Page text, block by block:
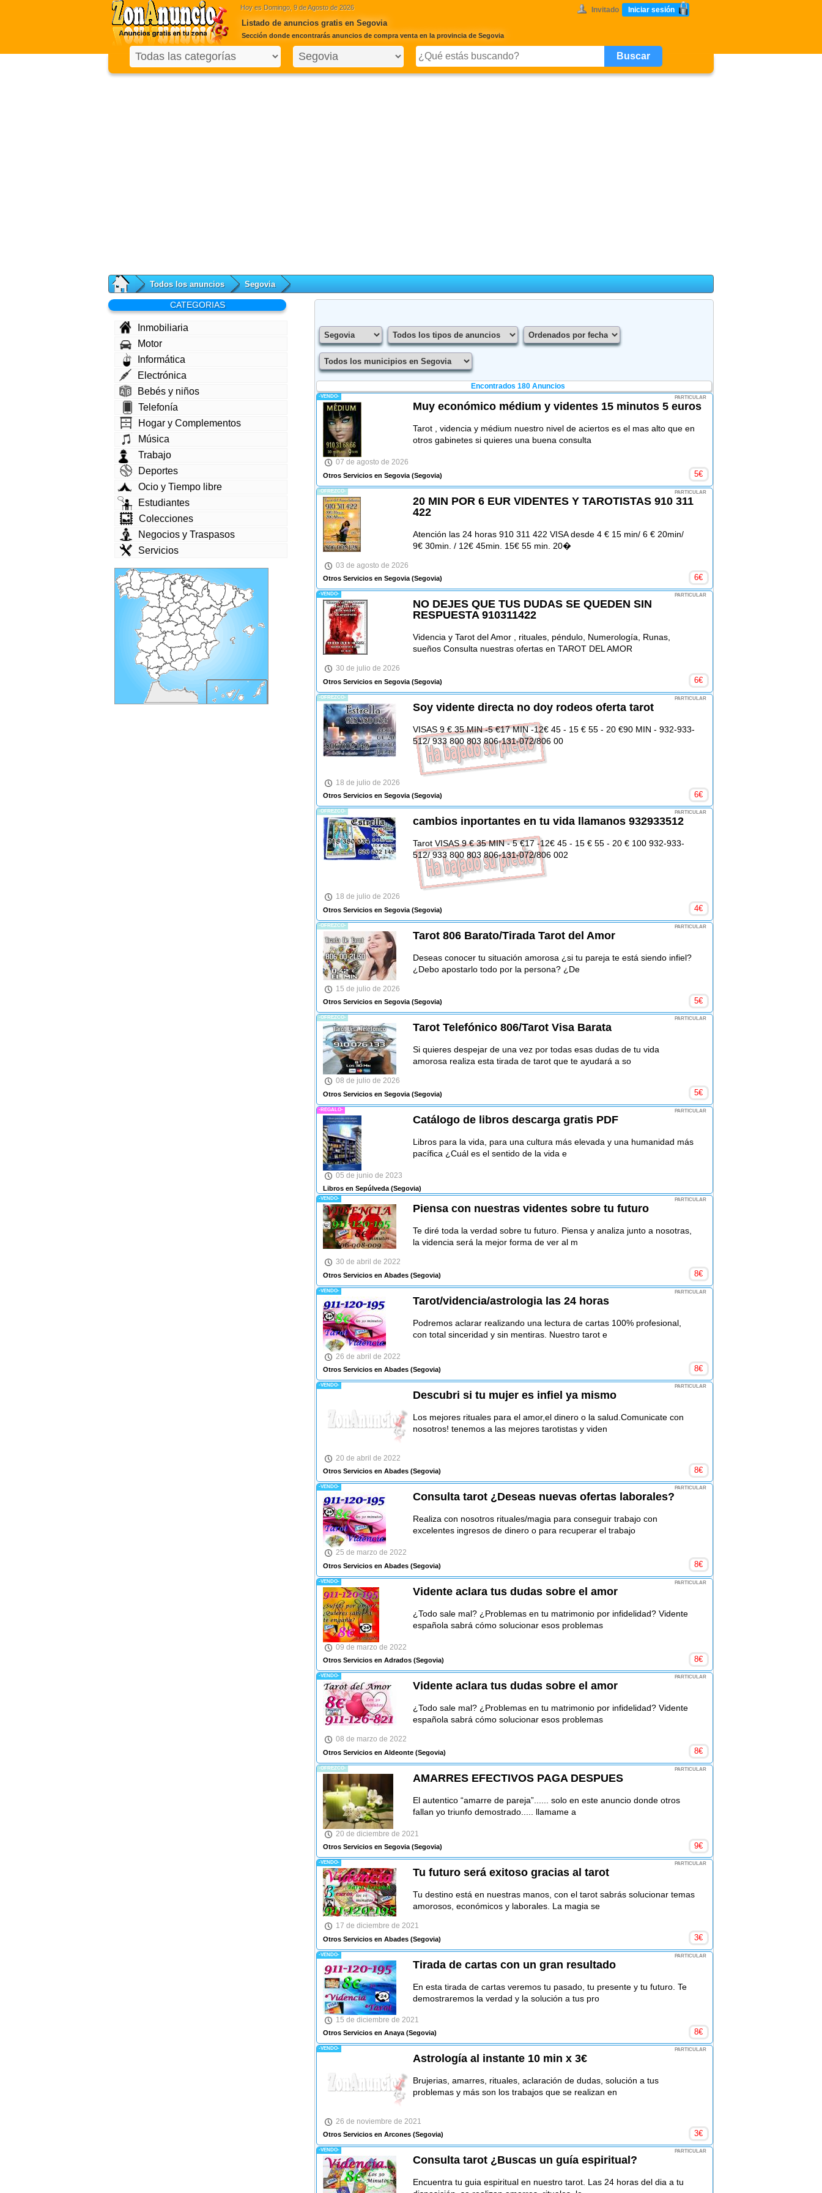
Hoy es Domingo, 9 de Agosto de 2026 Invitado Iniciar sesión
Listado de anuncios gratis en Segovia
Sección donde encontrarás anuncios de compra venta en la provincia de Segovia
Todos los anuncios Segovia
CATEGORIAS
Inmobiliaria
Motor
Informática
Electrónica
Bebés y niños
Telefonía
Hogar y Complementos
Música
Trabajo
Deportes
Ocio y Tiempo libre
Estudiantes
Colecciones
Negocios y Traspasos
Servicios
Encontrados 180 Anuncios
-VENDO- PARTICULAR
Muy económico médium y videntes 15 minutos 5 euros
Tarot , videncia y médium nuestro nivel de aciertos es el mas alto que en
otros gabinetes si quieres una buena consulta
07 de agosto de 2026
Otros Servicios en Segovia(Segovia) 5€
-OFREZCO- PARTICULAR
20 MIN POR 6 EUR VIDENTES Y TAROTISTAS 910 311
422
Atención las 24 horas 910 311 422 VISA desde 4 € 15 min/ 6 € 20min/
9€ 30min. / 12€ 45min. 15€ 55 min. 20�
03 de agosto de 2026
Otros Servicios en Segovia(Segovia) 6€
-VENDO- PARTICULAR
NO DEJES QUE TUS DUDAS SE QUEDEN SIN
RESPUESTA 910311422
Videncia y Tarot del Amor , rituales, péndulo, Numerología, Runas,
sueños Consulta nuestras ofertas en TAROT DEL AMOR
30 de julio de 2026
Otros Servicios en Segovia(Segovia) 6€
-OFREZCO- PARTICULAR
Soy vidente directa no doy rodeos oferta tarot
VISAS 9 € 35 MIN -5 €17 MIN -12€ 45 - 15 € 55 - 20 €90 MIN - 932-933-
512/ 933 800 803 806-131-072/806 00
18 de julio de 2026
Otros Servicios en Segovia(Segovia) 6€
-OFREZCO- PARTICULAR
cambios inportantes en tu vida llamanos 932933512
Tarot VISAS 9 € 35 MIN - 5 €17 -12€ 45 - 15 € 55 - 20 € 100 932-933-
512/ 933 800 803 806-131-072/806 002
18 de julio de 2026
Otros Servicios en Segovia(Segovia) 4€
-OFREZCO- PARTICULAR
Tarot 806 Barato/Tirada Tarot del Amor
Deseas conocer tu situación amorosa ¿si tu pareja te está siendo infiel?
¿Debo apostarlo todo por la persona? ¿De
15 de julio de 2026
Otros Servicios en Segovia(Segovia) 5€
-OFREZCO- PARTICULAR
Tarot Telefónico 806/Tarot Visa Barata
Si quieres despejar de una vez por todas esas dudas de tu vida
amorosa realiza esta tirada de tarot que te ayudará a so
08 de julio de 2026
Otros Servicios en Segovia(Segovia) 5€
-REGALO- PARTICULAR
Catálogo de libros descarga gratis PDF
Libros para la vida, para una cultura más elevada y una humanidad más
pacífica ¿Cuál es el sentido de la vida e
05 de junio de 2023
Libros en Sepúlveda(Segovia)
-VENDO- PARTICULAR
Piensa con nuestras videntes sobre tu futuro
Te diré toda la verdad sobre tu futuro. Piensa y analiza junto a nosotras,
la videncia será la mejor forma de ver al m
30 de abril de 2022
Otros Servicios en Abades(Segovia) 8€
-VENDO- PARTICULAR
Tarot/videncia/astrologia las 24 horas
Podremos aclarar realizando una lectura de cartas 100% profesional,
con total sinceridad y sin mentiras. Nuestro tarot e
26 de abril de 2022
Otros Servicios en Abades(Segovia) 8€
-VENDO- PARTICULAR
Descubri si tu mujer es infiel ya mismo
Los mejores rituales para el amor,el dinero o la salud.Comunicate con
nosotros! tenemos a las mejores tarotistas y viden
20 de abril de 2022
Otros Servicios en Abades(Segovia) 8€
-VENDO- PARTICULAR
Consulta tarot ¿Deseas nuevas ofertas laborales?
Realiza con nosotros rituales/magia para conseguir trabajo con
excelentes ingresos de dinero o para recuperar el trabajo
25 de marzo de 2022
Otros Servicios en Abades(Segovia) 8€
-VENDO- PARTICULAR
Vidente aclara tus dudas sobre el amor
¿Todo sale mal? ¿Problemas en tu matrimonio por infidelidad? Vidente
española sabrá cómo solucionar esos problemas
09 de marzo de 2022
Otros Servicios en Adrados(Segovia) 8€
-VENDO- PARTICULAR
Vidente aclara tus dudas sobre el amor
¿Todo sale mal? ¿Problemas en tu matrimonio por infidelidad? Vidente
española sabrá cómo solucionar esos problemas
08 de marzo de 2022
Otros Servicios en Aldeonte(Segovia) 8€
-OFREZCO- PARTICULAR
AMARRES EFECTIVOS PAGA DESPUES
El autentico “amarre de pareja”...... solo en este anuncio donde otros
fallan yo triunfo demostrado..... llamame a
20 de diciembre de 2021
Otros Servicios en Segovia(Segovia) 9€
-VENDO- PARTICULAR
Tu futuro será exitoso gracias al tarot
Tu destino está en nuestras manos, con el tarot sabrás solucionar temas
amorosos, económicos y laborales. La magia se
17 de diciembre de 2021
Otros Servicios en Abades(Segovia) 3€
-VENDO- PARTICULAR
Tirada de cartas con un gran resultado
En esta tirada de cartas veremos tu pasado, tu presente y tu futuro. Te
demostraremos la verdad y la solución a tus pro
15 de diciembre de 2021
Otros Servicios en Anaya(Segovia) 8€
-VENDO- PARTICULAR
Astrología al instante 10 min x 3€
Brujerias, amarres, rituales, aclaración de dudas, solución a tus
problemas y más son los trabajos que se realizan en
26 de noviembre de 2021
Otros Servicios en Arcones(Segovia) 3€
-VENDO- PARTICULAR
Consulta tarot ¿Buscas un guía espiritual?
Encuentra tu guia espiritual en nuestro tarot. Las 24 horas del dia a tu